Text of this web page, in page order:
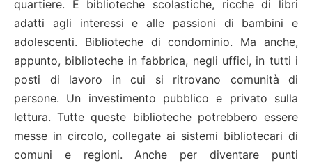
quartiere. E biblioteche scolastiche, ricche di libri
adatti agli interessi e alle passioni di bambini e
adolescenti. Biblioteche di condominio. Ma anche,
appunto, biblioteche in fabbrica, negli uffici, in tutti i
posti di lavoro in cui si ritrovano comunità di
persone. Un investimento pubblico e privato sulla
lettura. Tutte queste biblioteche potrebbero essere
messe in circolo, collegate ai sistemi bibliotecari di
comuni e regioni. Anche per diventare punti